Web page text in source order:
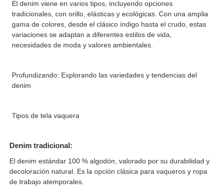
El denim viene en varios tipos, incluyendo opciones
tradicionales, con orillo, elásticas y ecológicas. Con una amplia
gama de colores, desde el clásico índigo hasta el crudo, estas
variaciones se adaptan a diferentes estilos de vida,
necesidades de moda y valores ambientales.
Profundizando: Explorando las variedades y tendencias del
denim
Tipos de tela vaquera
Denim tradicional:
El denim estándar 100 % algodón, valorado por su durabilidad y
decoloración natural. Es la opción clásica para vaqueros y ropa
de trabajo atemporales.